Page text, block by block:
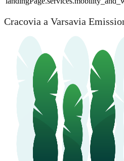
Cracovia a Varsavia